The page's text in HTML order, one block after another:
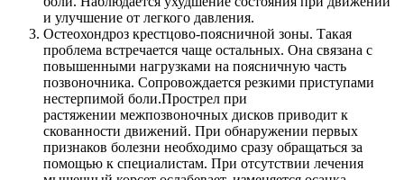
и улучшение от легкого давления.
Остеохондроз крестцово-поясничной зоны. Такая
проблема встречается чаще остальных. Она связана с
повышенными нагрузками на поясничную часть
позвоночника. Сопровождается резкими приступами
нестерпимой боли.Прострел при
растяжении межпозвоночных дисков приводит к
скованности движений. При обнаружении первых
признаков болезни необходимо сразу обращаться за
помощью к специалистам. При отсутствии лечения